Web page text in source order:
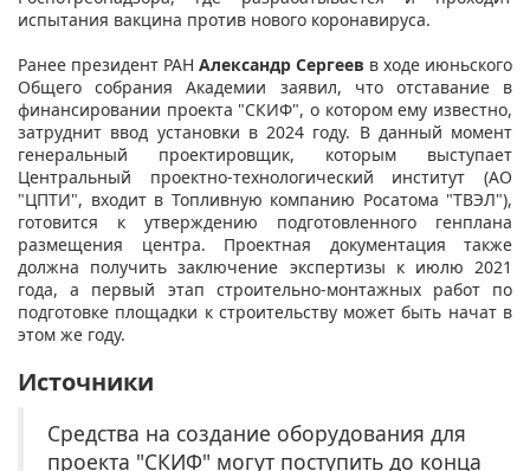
испытания вакцина против нового коронавируса.
Ранее президент РАН Александр Сергеев в ходе июньского
Общего собрания Академии заявил, что отставание в
финансировании проекта "СКИФ", о котором ему известно,
затруднит ввод установки в 2024 году. В данный момент
генеральный проектировщик, которым выступает
Центральный проектно-технологический институт (АО
"ЦПТИ", входит в Топливную компанию Росатома "ТВЭЛ"),
готовится к утверждению подготовленного генплана
размещения центра. Проектная документация также
должна получить заключение экспертизы к июлю 2021
года, а первый этап строительно-монтажных работ по
подготовке площадки к строительству может быть начат в
этом же году.
Источники
Средства на создание оборудования для
проекта "СКИФ" могут поступить до конца